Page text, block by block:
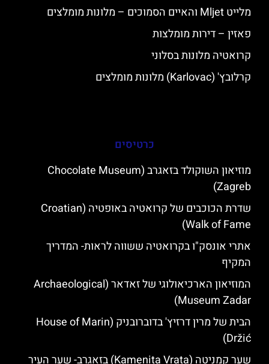
מלייט Mljet והאיים הסמוכים – מלונות מומלצים
פאזין – דירות מומלצות
קרואטיה מלונות בסלוני
קרלובץ' (Karlovac) מלונות מומלצים
כרטיסים
מוזיאון השוקולד בזאגרב (Chocolate Museum
Zagreb)
שדרת הכוכבים של קרואטיה באופטיה (Croatian
Walk of Fame)
אתרי אונסק"ו בקרואטיה ששווה לראות- המדריך
המקיף
המוזיאון הארכיאולוגי של זאדאר (Archaeological
Museum Zadar)
הבית של מרין דרזיץ' בדוברובניק (House of Marin
Držić)
שער קמניטה (Kamenita Vrata) בזאגרב- שער העיר